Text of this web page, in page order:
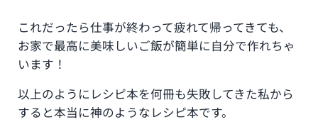
これだったら仕事が終わって疲れて帰ってきても、
お家で最高に美味しいご飯が簡単に自分で作れちゃ
います！
以上のようにレシピ本を何冊も失敗してきた私から
すると本当に神のようなレシピ本です。